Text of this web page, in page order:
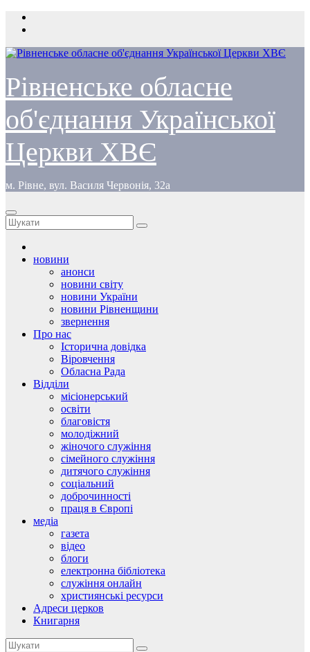
Перейти
Рівненське обласне
об'єднання Української
Церкви ХВЄ
м. Рівне, вул. Василя Червонія, 32а
новини
анонси
новини світу
новини України
новини Рівненщини
звернення
Про нас
Історична довідка
Віровчення
Обласна Рада
Відділи
місіонерський
освіти
благовістя
молодіжний
жіночого служіння
сімейного служіння
дитячого служіння
соціальний
доброчинності
праця в Європі
медіа
газета
відео
блоги
електронна бібліотека
служіння онлайн
християнські ресурси
Адреси церков
Книгарня